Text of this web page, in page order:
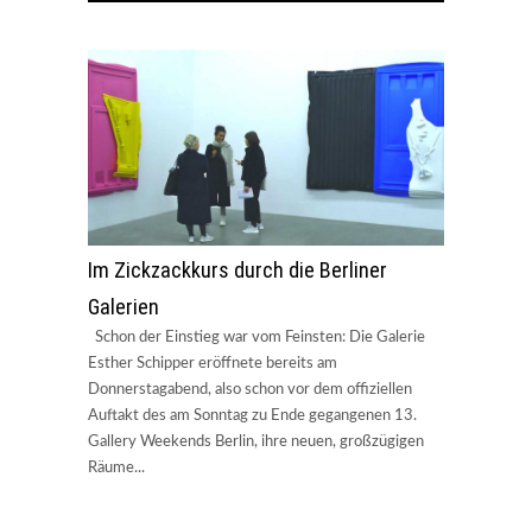
Im Zickzackkurs durch die Berliner
Galerien
Schon der Einstieg war vom Feinsten: Die Galerie
Esther Schipper eröffnete bereits am
Donnerstagabend, also schon vor dem offiziellen
Auftakt des am Sonntag zu Ende gegangenen 13.
Gallery Weekends Berlin, ihre neuen, großzügigen
Räume...